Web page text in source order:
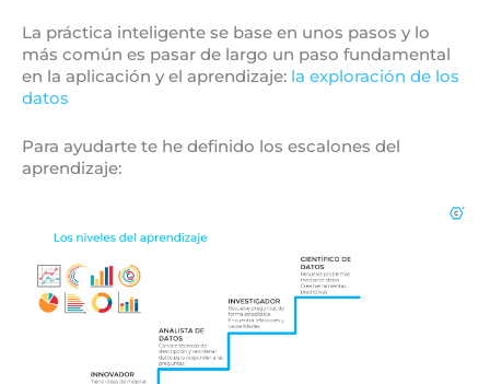
La práctica inteligente se base en unos pasos y lo
más común es pasar de largo un paso fundamental
en la aplicación y el aprendizaje: la exploración de los
datos
Para ayudarte te he definido los escalones del
aprendizaje: